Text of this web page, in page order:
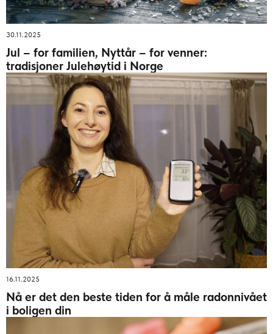
30.11.2025
Jul – for familien, Nyttår – for venner:
tradisjoner Julehøytid i Norge
16.11.2025
Nå er det den beste tiden for å måle radonnivået
i boligen din